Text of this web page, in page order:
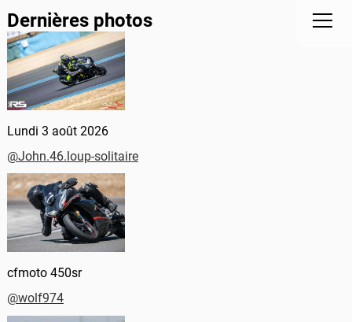
Dernières photos
Lundi 3 août 2026
@John.46.loup-solitaire
cfmoto 450sr
@wolf974